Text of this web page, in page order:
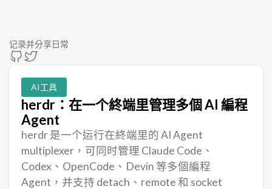
记录并分享日常
AI工具
herdr：在一个終端里管理多個 AI 編程
Agent
herdr 是一个运行在終端里的 AI Agent
multiplexer，可同时管理 Claude Code、
Codex、OpenCode、Devin 等多個編程
Agent，并支持 detach、remote 和 socket